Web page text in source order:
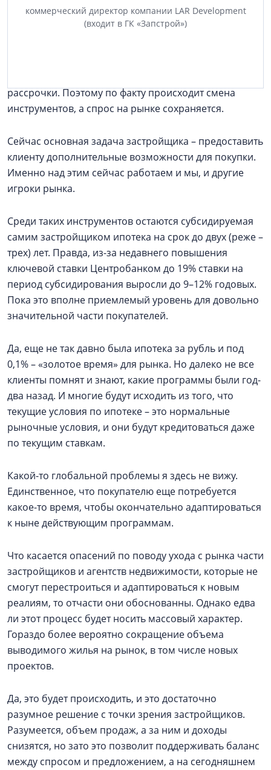
коммерческий директор компании LAR Development
(входит в ГК «Запстрой»)
фиксированные платежи, которые, по сути, равны
ежемесячным платежам по ипотеке с
рассрочки. Поэтому по факту происходит смена
инструментов, а спрос на рынке сохраняется.
Сейчас основная задача застройщика – предоставить
клиенту дополнительные возможности для покупки.
Именно над этим сейчас работаем и мы, и другие
игроки рынка.
Среди таких инструментов остаются субсидируемая
самим застройщиком ипотека на срок до двух (реже –
трех) лет. Правда, из-за недавнего повышения
ключевой ставки Центробанком до 19% ставки на
период субсидирования выросли до 9–12% годовых.
Пока это вполне приемлемый уровень для довольно
значительной части покупателей.
Да, еще не так давно была ипотека за рубль и под
0,1% – «золотое время» для рынка. Но далеко не все
клиенты помнят и знают, какие программы были год-
два назад. И многие будут исходить из того, что
текущие условия по ипотеке – это нормальные
рыночные условия, и они будут кредитоваться даже
по текущим ставкам.
Какой-то глобальной проблемы я здесь не вижу.
Единственное, что покупателю еще потребуется
какое-то время, чтобы окончательно адаптироваться
к ныне действующим программам.
Что касается опасений по поводу ухода с рынка части
застройщиков и агентств недвижимости, которые не
смогут перестроиться и адаптироваться к новым
реалиям, то отчасти они обоснованны. Однако едва
ли этот процесс будет носить массовый характер.
Гораздо более вероятно сокращение объема
выводимого жилья на рынок, в том числе новых
проектов.
Да, это будет происходить, и это достаточно
разумное решение с точки зрения застройщиков.
Разумеется, объем продаж, а за ним и доходы
снизятся, но зато это позволит поддерживать баланс
между спросом и предложением, а на сегодняшнем